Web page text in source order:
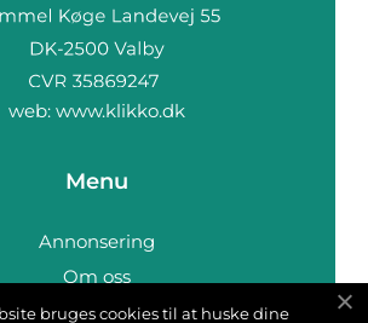
web: www.klikko.dk
Menu
Annonsering
Om oss
Cookies
bruges cookies til at huske dine